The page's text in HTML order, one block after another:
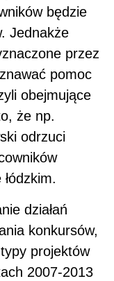
będzie
Jednakże
przez
pomoc
obejmujące
że np.
odrzuci
działań
konkursów,
projektów
2007-2013